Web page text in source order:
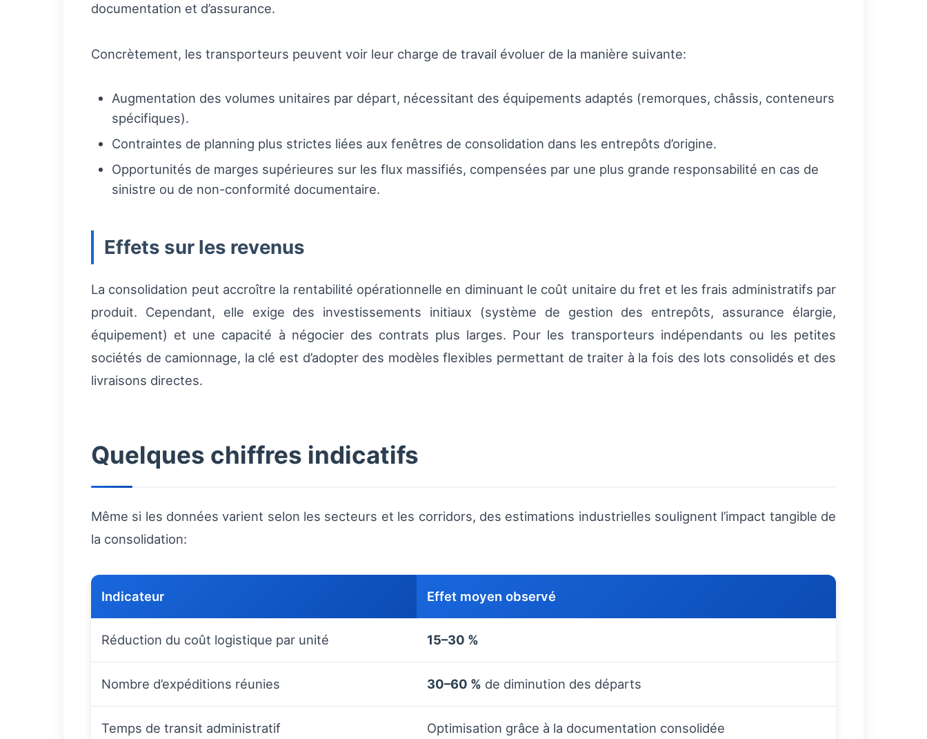
documentation et d’assurance.
Concrètement, les transporteurs peuvent voir leur charge de travail évoluer de la manière suivante:
Augmentation des volumes unitaires par départ, nécessitant des équipements adaptés (remorques, châssis, conteneurs
spécifiques).
Contraintes de planning plus strictes liées aux fenêtres de consolidation dans les entrepôts d’origine.
Opportunités de marges supérieures sur les flux massifiés, compensées par une plus grande responsabilité en cas de
sinistre ou de non-conformité documentaire.
Effets sur les revenus
La consolidation peut accroître la rentabilité opérationnelle en diminuant le coût unitaire du fret et les frais administratifs par
produit. Cependant, elle exige des investissements initiaux (système de gestion des entrepôts, assurance élargie,
équipement) et une capacité à négocier des contrats plus larges. Pour les transporteurs indépendants ou les petites
sociétés de camionnage, la clé est d’adopter des modèles flexibles permettant de traiter à la fois des lots consolidés et des
livraisons directes.
Quelques chiffres indicatifs
Même si les données varient selon les secteurs et les corridors, des estimations industrielles soulignent l’impact tangible de
la consolidation:
Indicateur Effet moyen observé
Réduction du coût logistique par unité 15–30 %
Nombre d’expéditions réunies 30–60 % de diminution des départs
Temps de transit administratif Optimisation grâce à la documentation consolidée